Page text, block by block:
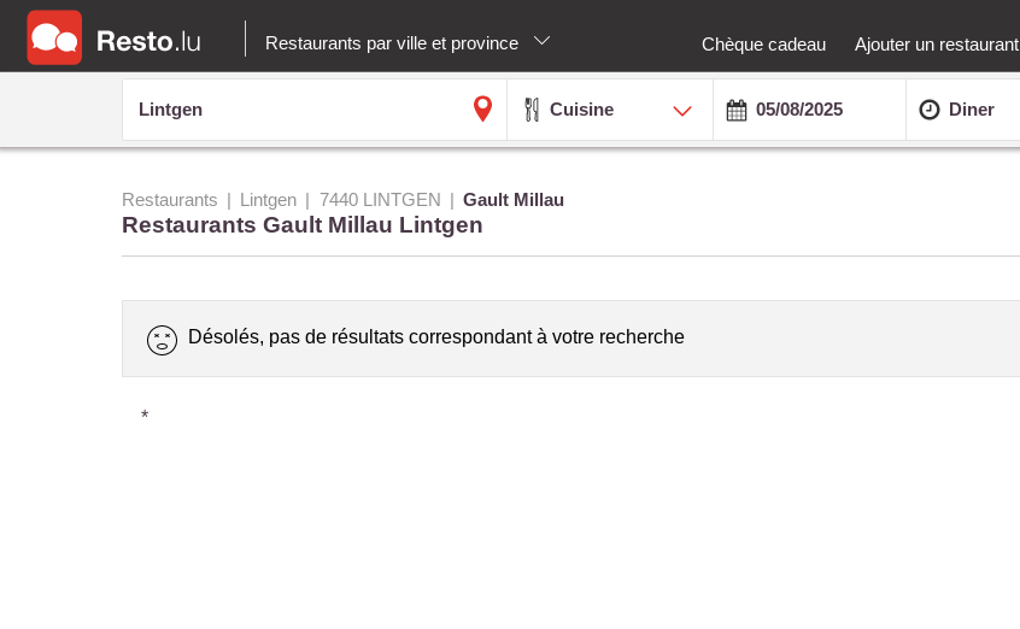
Restaurants par ville et province Chèque cadeau Ajouter un restaurant
Cuisine Diner
Restaurants Lintgen 7440 LINTGEN Gault Millau
Restaurants Gault Millau Lintgen
Désolés, pas de résultats correspondant à votre recherche
*